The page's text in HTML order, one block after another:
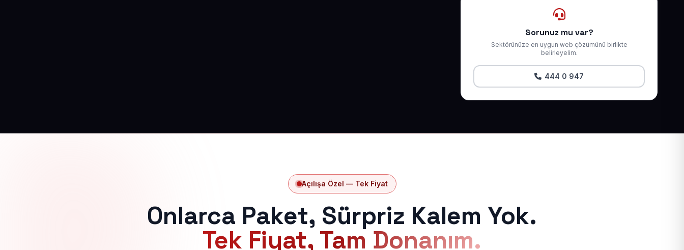
Sorunuz mu var?
Sektörünüze en uygun web çözümünü birlikte
belirleyelim.
444 0 947
Açılışa Özel — Tek Fiyat
Onlarca Paket, Sürpriz Kalem Yok.
Tek Fiyat, Tam Donanım.